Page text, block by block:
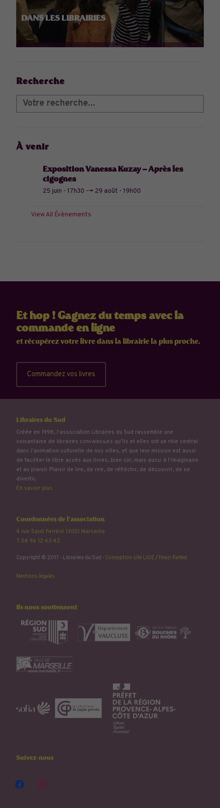
DANS LES LIBRAIRIES
Recherche
À venir
Exposition Vanessa Kuzay – Après les
cigognes
25 juin - 17h30 --> 29 août - 19h00
View All Évènements
Et hop ! Gagnez du temps avec la
commande en ligne
et récupérez votre livre dans la librairie la plus proche.
Commandez vos livres
Libraires du Sud
Créée en 1998, l'association Libraires du Sud rassemble une
soixantaine de libraires convaincu.e.s qu’ils et elles ont un rôle central
dans l'animation culturelle de nos villes, et que leur mission est aussi
de faciliter le libre accès aux livres, bien sûr, mais aussi à l'imaginaire
et au plaisir. Plaisir de lire, de rire, de réfléchir, de découvrir, de se
divertir...
En savoir plus
Coordonnées de l'association
4 rue Saint Ferréol 13001 Marseille
T. 04 96 12 43 42
Copyright © 2017 - Libraires du Sud - Conception site LIGE/ Fewzi Raffed
Mentions légales
Ils nous soutiennent
Suivez-nous
facebookinstagram